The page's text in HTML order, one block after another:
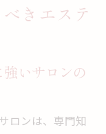
きエステ
いサロンの
ロンは、専門知